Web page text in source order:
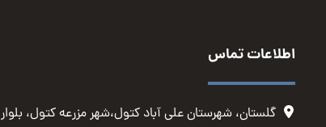
اطلاعات تماس
گلستان، شهرستان علی آباد کتول،شهر مزرعه کتول، بلوار